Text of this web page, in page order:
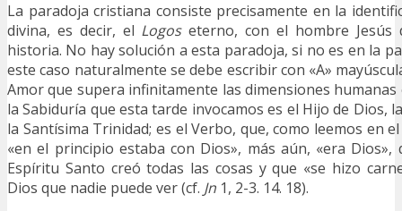
La paradoja cristiana consiste precisamente en la
divina, es decir, el Logoseterno, con el hombre
historia. No hay solución a esta paradoja, si no es en la
este caso naturalmente se debe escribir con «A»
Amor que supera infinitamente las dimensiones humanas
la Sabiduría que esta tarde invocamos es el Hijo de Dios,
la Santísima Trinidad; es el Verbo, que, como leemos en
«en el principio estaba con Dios», más aún, «era Dios»,
Espíritu Santo creó todas las cosas y que «se hizo
Dios que nadie puede ver (cf. Jn 1, 2-3. 14. 18).